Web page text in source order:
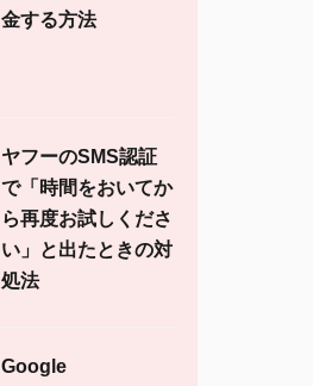
金する方法
ヤフーのSMS認証
で「時間をおいてか
ら再度お試しくださ
い」と出たときの対
処法
Google